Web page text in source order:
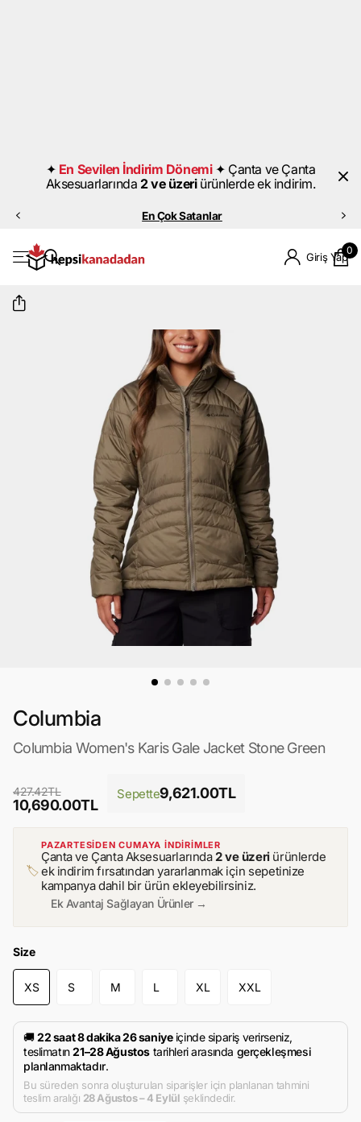
✦ En Sevilen İndirim Dönemi ✦ Çanta ve Çanta
Aksesuarlarında 2 ve üzeriürünlerde ek indirim.
En Çok Satanlar
Giriş Yap
0
Columbia
Columbia Women's Karis Gale Jacket Stone Green
427.42TL
10,690.00TL
Sepette9,621.00TL
🏷️
PAZARTESİDEN CUMAYA İNDİRİMLER
Çanta ve Çanta Aksesuarlarında2 ve üzeriürünlerde
ek indirim fırsatından yararlanmak için sepetinize
kampanya dahil bir ürün ekleyebilirsiniz.
Ek Avantaj Sağlayan Ürünler →
Size
XS S M L XL XXL
🚚22 saat 8 dakika 26 saniyeiçinde sipariş verirseniz,
teslimatın21–28 Ağustostarihleri arasında gerçekleşmesi
planlanmaktadır.
Bu süreden sonra oluşturulan siparişler için planlanan tahmini
teslim aralığı 28 Ağustos – 4 Eylül şeklindedir.